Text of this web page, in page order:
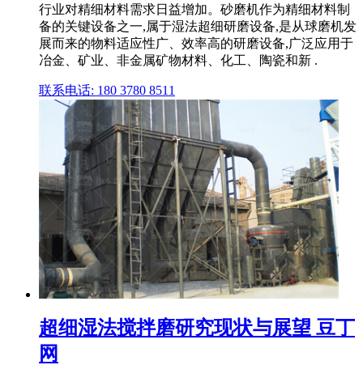
行业对精细材料需求日益增加。砂磨机作为精细材料制
备的关键设备之一,属于湿法超细研磨设备,是从球磨机发
展而来的物料适应性广、效率高的研磨设备,广泛应用于
冶金、矿业、非金属矿物材料、化工、陶瓷和新 .
联系电话: 180 3780 8511
超细湿法搅拌磨研究现状与展望 豆丁
网